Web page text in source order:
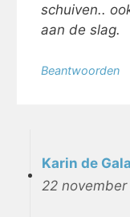
schuiven..
aan de slag.
Beantwoorden
Karin de
22 november